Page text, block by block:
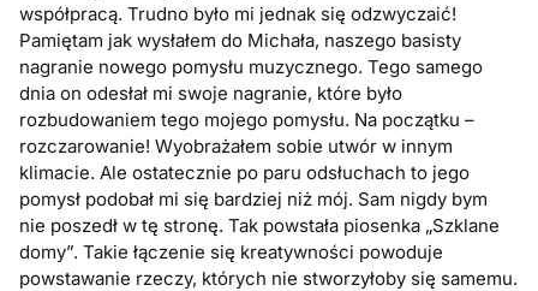
współpracą. Trudno było mi jednak się odzwyczaić!
Pamiętam jak wysłałem do Michała, naszego basisty
nagranie nowego pomysłu muzycznego. Tego samego
dnia on odesłał mi swoje nagranie, które było
rozbudowaniem tego mojego pomysłu. Na początku –
rozczarowanie! Wyobrażałem sobie utwór w innym
klimacie. Ale ostatecznie po paru odsłuchach to jego
pomysł podobał mi się bardziej niż mój. Sam nigdy bym
nie poszedł w tę stronę. Tak powstała piosenka „Szklane
domy”. Takie łączenie się kreatywności powoduje
powstawanie rzeczy, których nie stworzyłoby się samemu.